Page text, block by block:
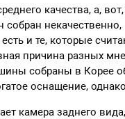
качества, а,
и те, которые
причина разных
собраны в Корее
оснащение,
камера заднего